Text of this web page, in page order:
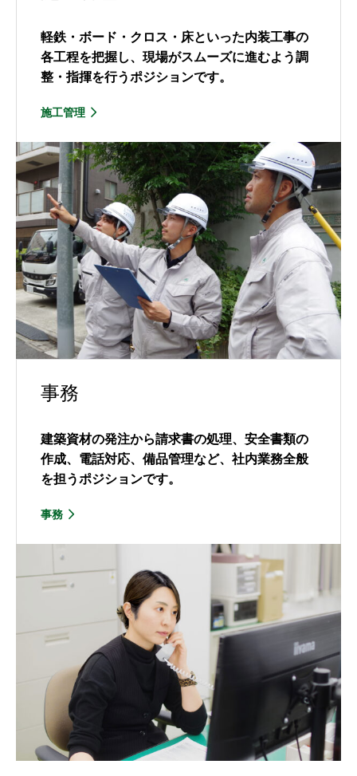
軽鉄・ボード・クロス・床といった内装工事の
各工程を把握し、現場がスムーズに進むよう調
整・指揮を行うポジションです。
施工管理
事務
建築資材の発注から請求書の処理、安全書類の
作成、電話対応、備品管理など、社内業務全般
を担うポジションです。
事務